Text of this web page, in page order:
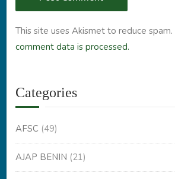
This site uses Akismet to reduce spam.
comment data is processed.
Categories
AFSC (49)
AJAP BENIN (21)